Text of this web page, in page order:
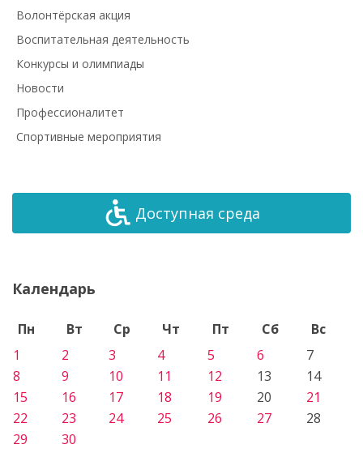
Волонтёрская акция
Воспитательная деятельность
Конкурсы и олимпиады
Новости
Профессионалитет
Спортивные мероприятия
Доступная среда
Календарь
Пн Вт Ср Чт Пт Сб
Вс
1
2 3 4 5 6
7
8
9 10 11 12 13
14
15
16 17 18 19 20
21
22
23 24 25 26 27
28
29
30